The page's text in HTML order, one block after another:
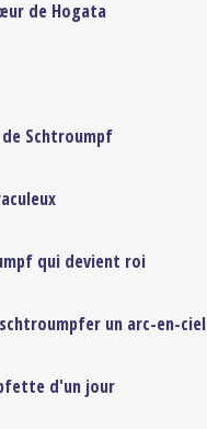
de Hogata
Schtroumpf
qui devient roi
un arc-en-ciel
d'un jour